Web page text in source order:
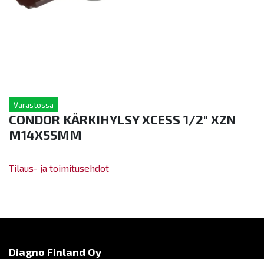
Varastossa
CONDOR KÄRKIHYLSY XCESS 1/2" XZN
M14X55MM
Tilaus- ja toimitusehdot
Diagno Finland Oy